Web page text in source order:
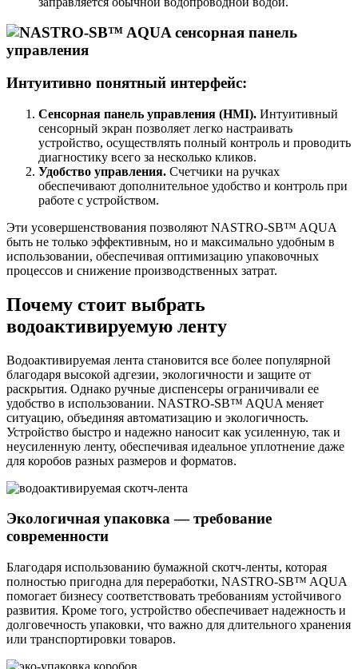
Интуитивно понятный интерфейс:
Сенсорная панель управления (HMI). Интуитивный
сенсорный экран позволяет легко настраивать
устройство, осуществлять полный контроль и проводить
диагностику всего за несколько кликов.
Удобство управления. Счетчики на ручках
обеспечивают дополнительное удобство и контроль при
работе с устройством.
Эти усовершенствования позволяют NASTRO-SB™ AQUA
быть не только эффективным, но и максимально удобным в
использовании, обеспечивая оптимизацию упаковочных
процессов и снижение производственных затрат.
Почему стоит выбрать
водоактивируемую ленту
Водоактивируемая лента становится все более популярной
благодаря высокой адгезии, экологичности и защите от
раскрытия. Однако ручные диспенсеры ограничивали ее
удобство в использовании. NASTRO-SB™ AQUA меняет
ситуацию, объединяя автоматизацию и экологичность.
Устройство быстро и надежно наносит как усиленную, так и
неусиленную ленту, обеспечивая идеальное уплотнение даже
для коробов разных размеров и форматов.
Экологичная упаковка — требование
современности
Благодаря использованию бумажной скотч-ленты, которая
полностью пригодна для переработки, NASTRO-SB™ AQUA
помогает бизнесу соответствовать требованиям устойчивого
развития. Кроме того, устройство обеспечивает надежность и
долговечность упаковки, что важно для длительного хранения
или транспортировки товаров.